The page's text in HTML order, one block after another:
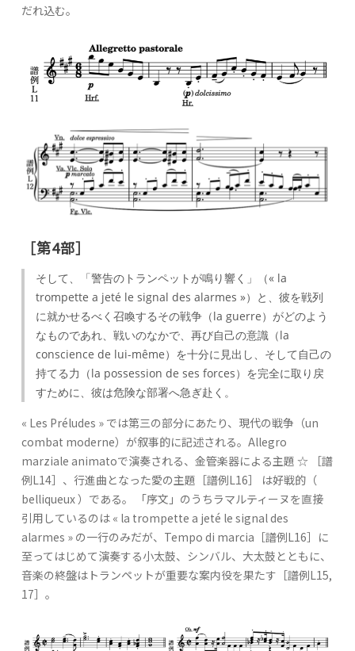
だれ込む。
［第4部］
そして、「警告のトランペットが鳴り響く」（« la
trompette a jeté le signal des alarmes »）と、彼を戦列
に就かせるべく召喚するその戦争（la guerre）がどのよう
なものであれ、戦いのなかで、再び自己の意識（la
conscience de lui-même）を十分に見出し、そして自己の
持てる力（la possession de ses forces）を完全に取り戻
すために、彼は危険な部署へ急ぎ赴く。
« Les Préludes » では第三の部分にあたり、現代の戦争（un
combat moderne）が叙事的に記述される。Allegro
marziale animatoで演奏される、金管楽器による主題 ☆ ［譜
例L14］、行進曲となった愛の主題［譜例L16］ は好戦的（
belliqueux ）である。 「序文」のうちラマルティーヌを直接
引用しているのは « la trompette a jeté le signal des
alarmes » の一行のみだが、Tempo di marcia［譜例L16］に
至ってはじめて演奏する小太鼓、シンバル、大太鼓とともに、
音楽の終盤はトランペットが重要な案内役を果たす［譜例L15,
17］。